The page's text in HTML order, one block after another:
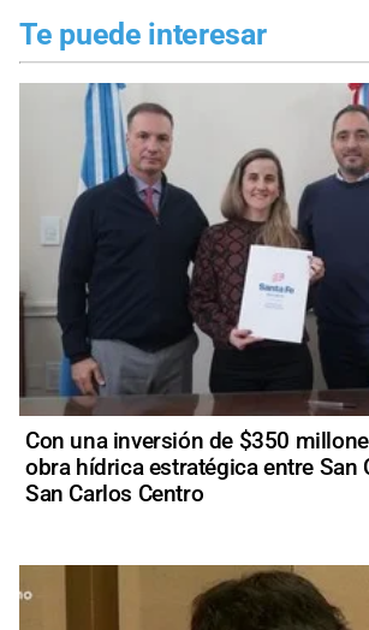
Te puede interesar
Con una inversión de $350
obra hídrica estratégica entre San
San Carlos Centro